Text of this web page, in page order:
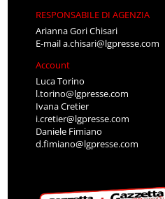
RESPONSABILE DI AGENZIA
Arianna Gori Chisari
E-maila.chisari@lgpresse.com
Account
Luca Torino
l.torino@lgpresse.com
Ivana Cretier
i.cretier@lgpresse.com
Daniele Fimiano
d.fimiano@lgpresse.com